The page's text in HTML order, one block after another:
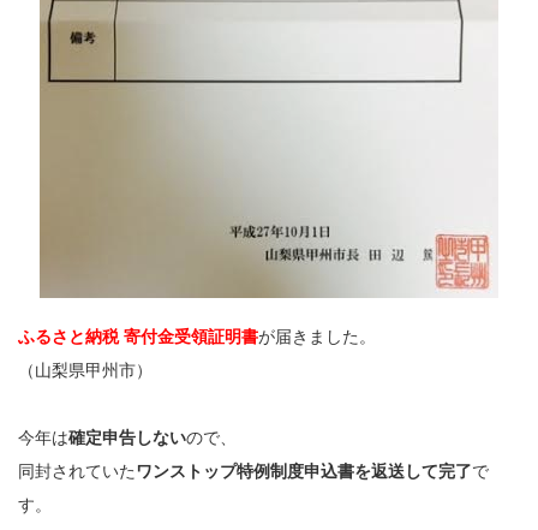
ふるさと納税 寄付金受領証明書が届きました。
（山梨県甲州市）
今年は確定申告しないので、
同封されていた ワンストップ特例制度申込書を返送して完了で
す。